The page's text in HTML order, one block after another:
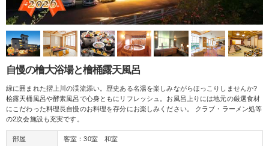
自慢の檜大浴場と檜桶露天風呂
緑に囲まれた摺上川の渓流添い。歴史ある名湯を楽しみながらほっこりしませんか?
桧露天桶風呂や酵素風呂で心身ともにリフレッシュ。お風呂上りには地元の厳選食材
にこだわった料理長自慢のお料理を存分にお楽しみください。 クラブ・ラーメン処等
の2次会施設も充実です。
部屋 客室：30室 和室